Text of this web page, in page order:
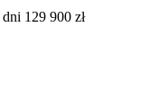
dni 129 900 zł